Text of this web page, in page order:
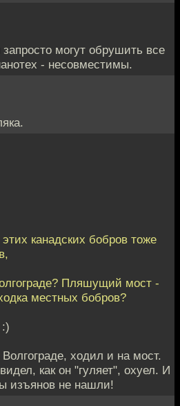
могут обрушить все
- несовместимы.
канадских бобров тоже
Пляшущий мост -
местных бобров?
ходил и на мост.
как он "гуляет", охуел. И
изъянов не нашли!